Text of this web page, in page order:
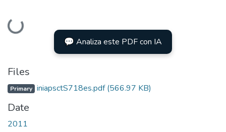
Loading...
💬 Analiza este PDF con IA
Files
Primary iniapsctS718es.pdf(566.97 KB)
Date
2011